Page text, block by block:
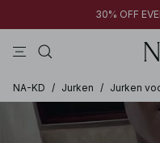
30% OFF
NA-KD / Jurken / Jurken